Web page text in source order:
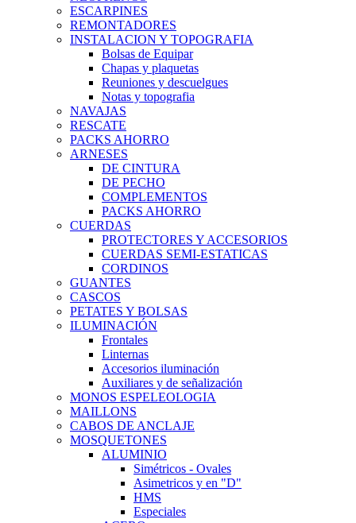
ESCARPINES
REMONTADORES
INSTALACION Y TOPOGRAFIA
Bolsas de Equipar
Chapas y plaquetas
Reuniones y descuelgues
Notas y topografia
NAVAJAS
RESCATE
PACKS AHORRO
ARNESES
DE CINTURA
DE PECHO
COMPLEMENTOS
PACKS AHORRO
CUERDAS
PROTECTORES Y ACCESORIOS
CUERDAS SEMI-ESTATICAS
CORDINOS
GUANTES
CASCOS
PETATES Y BOLSAS
ILUMINACIÓN
Frontales
Linternas
Accesorios iluminación
Auxiliares y de señalización
MONOS ESPELEOLOGIA
MAILLONS
CABOS DE ANCLAJE
MOSQUETONES
ALUMINIO
Simétricos - Ovales
Asimetricos y en "D"
HMS
Especiales